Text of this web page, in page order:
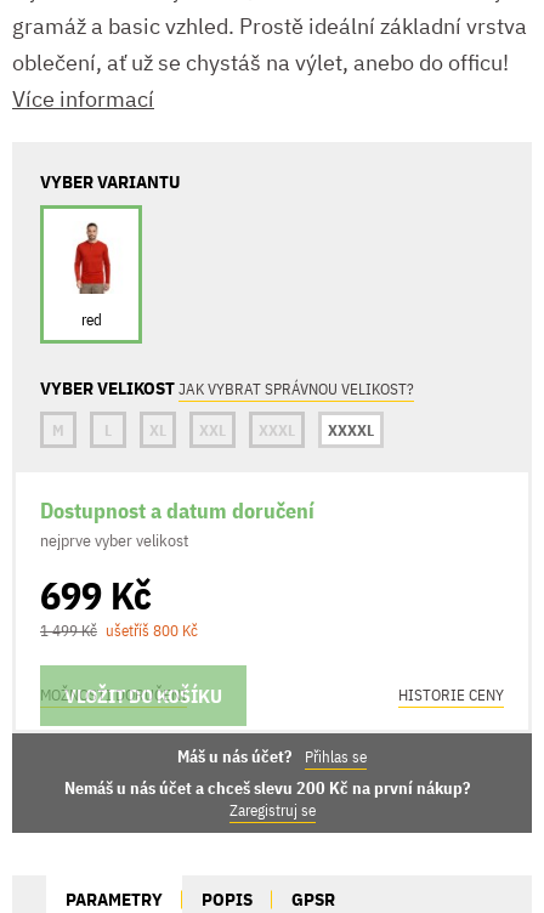
gramáž a basic vzhled. Prostě ideální základní vrstva
oblečení, ať už se chystáš na výlet, anebo do officu!
Více informací
VYBER VARIANTU
red
VYBER VELIKOSTJAK VYBRAT SPRÁVNOU VELIKOST?
M
L XL XXL XXXL XXXXL
Dostupnost a datum doručení
nejprve vyber velikost
699 Kč
1 499 Kč ušetříš 800 Kč
VLOŽIT DO KOŠÍKU
MOŽNOSTI DORUČENÍ HISTORIE CENY
Máš u nás účet? Přihlas se
Nemáš u nás účet a chceš slevu 200 Kč na první nákup?
Zaregistruj se
PARAMETRY POPIS GPSR